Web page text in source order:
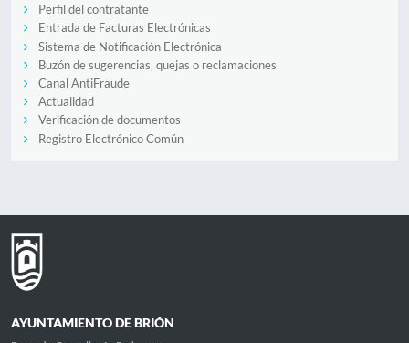
Perfil del contratante
Entrada de Facturas Electrónicas
Sistema de Notificación Electrónica
Buzón de sugerencias, quejas o reclamaciones
Canal AntiFraude
Actualidad
Verificación de documentos
Registro Electrónico Común
AYUNTAMIENTO DE BRIÓN